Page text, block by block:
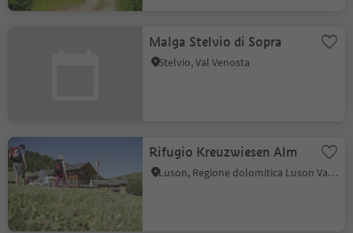
Malga Stelvio di Sopra
Stelvio, Val Venosta
Rifugio Kreuzwiesen Alm
Luson, Regione dolomitica Luson Val di Funes